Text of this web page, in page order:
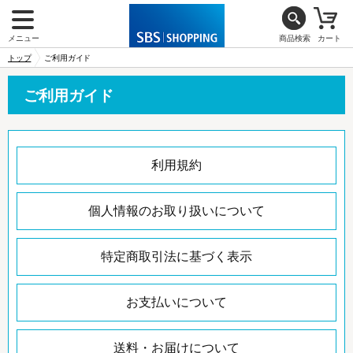
メニュー 商品検索 カート
トップ ご利用ガイド
ご利用ガイド
利用規約
個人情報のお取り扱いについて
特定商取引法に基づく表示
お支払いについて
送料・お届けについて